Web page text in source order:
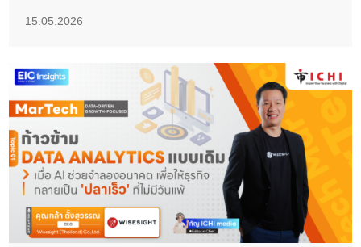
15.05.2026